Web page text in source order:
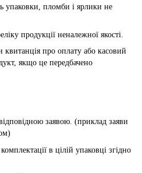
упаковки, пломби і ярлики не
продукції неналежної якості.
про оплату або касовий
якщо це передбачено
заявою. (приклад заяви
в цілій упаковці згідно